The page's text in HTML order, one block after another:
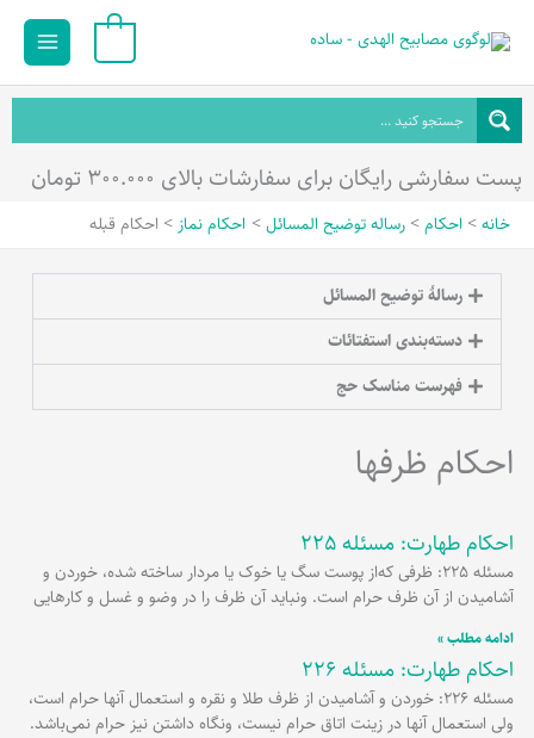
محتوا
Main
پست سفارشی رایگان برای سفارشات بالای ۳۰۰.۰۰۰ تومان
خانه احکام رساله توضیح المسائل احکام نماز احکام قبله
رسالۀ توضیح المسائل
دسته‌بندی استفتائات
فهرست مناسک حج
احکام ظرفها
احکام طهارت: مسئله 225
مسئله 225: ظرفی که‌از پوست سگ یا خوک یا مردار ساخته شده، خوردن و
آشامیدن از آن ظرف حرام است. ونباید آن ظرف را در وضو و غسل و کارهایی
ادامه مطلب »
احکام طهارت: مسئله 226
مسئله 226: خوردن و آشامیدن از ظرف طلا و نقره و استعمال آنها حرام است،
ولی استعمال آنها در زینت اتاق حرام نیست، ونگاه داشتن نیز حرام نمی‌باشد.